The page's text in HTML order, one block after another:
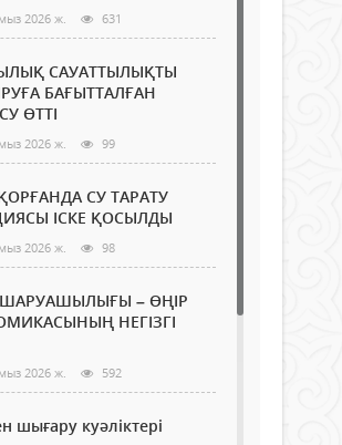
2026 ж. 631
САУАТТЫЛЫҚТЫ
БАҒЫТТАЛҒАН
ӨТТІ
2026 ж. 99
СУ ТАРАТУ
ІСКЕ ҚОСЫЛДЫ
2026 ж. 98
– ӨҢІР
НЕГІЗГІ
2026 ж. 592
шығару куәліктері